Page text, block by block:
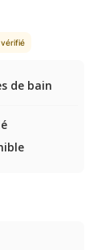
vérifié
de bain